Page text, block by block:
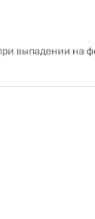
выпадении на